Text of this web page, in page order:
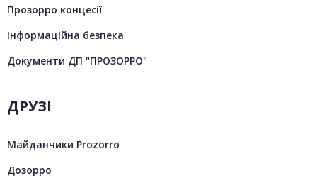
Прозорро концесії
Інформаційна безпека
Документи ДП "ПРОЗОРРО"
ДРУЗІ
Майданчики Prozorro
Дозорро